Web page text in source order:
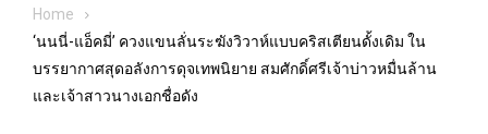
Home
‘นนนี่-แอ็คมี่’ ควงแขนลั่นระฆังวิวาห์แบบคริสเตียนดั้งเดิม ใน
บรรยากาศสุดอลังการดุจเทพนิยาย สมศักดิ์ศรีเจ้าบ่าวหมื่นล้าน
และเจ้าสาวนางเอกชื่อดัง